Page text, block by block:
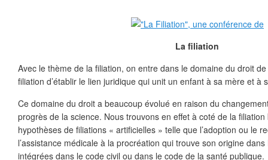
La filiation
Avec le thème de la filiation, on entre dans le domaine du droit de
filiation d’établir le lien juridique qui unit un enfant à sa mère et à
Ce domaine du droit a beaucoup évolué en raison du
progrès de la science. Nous trouvons en effet à coté de la
hypothèses de filiations « artificielles » telle que l’adoption ou le
l’assistance médicale à la procréation qui trouve son origine
intégrées dans le code civil ou dans le code de la santé publique.